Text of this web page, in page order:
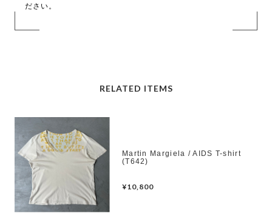
ださい。
RELATED ITEMS
Martin Margiela / AIDS T-shirt
(T642)
¥10,800